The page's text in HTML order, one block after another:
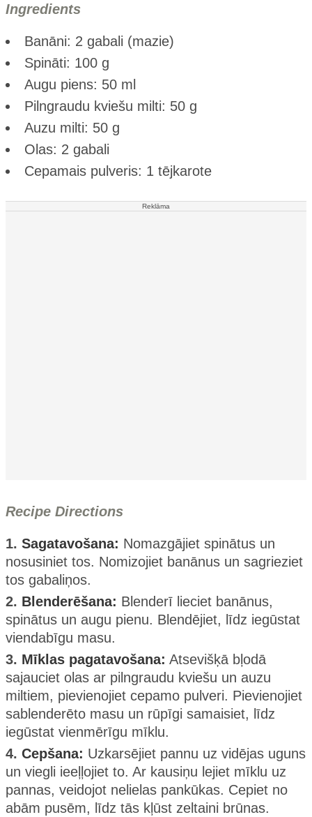
Ingredients
Banāni: 2 gabali (mazie)
Spināti: 100 g
Augu piens: 50 ml
Pilngraudu kviešu milti: 50 g
Auzu milti: 50 g
Olas: 2 gabali
Cepamais pulveris: 1 tējkarote
Reklāma
Recipe Directions
1. Sagatavošana: Nomazgājiet spinātus un
nosusiniet tos. Nomizojiet banānus un sagrieziet
tos gabaliņos.
2. Blenderēšana: Blenderī lieciet banānus,
spinātus un augu pienu. Blendējiet, līdz iegūstat
viendabīgu masu.
3. Mīklas pagatavošana: Atsevišķā bļodā
sajauciet olas ar pilngraudu kviešu un auzu
miltiem, pievienojiet cepamo pulveri. Pievienojiet
sablenderēto masu un rūpīgi samaisiet, līdz
iegūstat vienmērīgu mīklu.
4. Cepšana: Uzkarsējiet pannu uz vidējas uguns
un viegli ieeļļojiet to. Ar kausiņu lejiet mīklu uz
pannas, veidojot nelielas pankūkas. Cepiet no
abām pusēm, līdz tās kļūst zeltaini brūnas.